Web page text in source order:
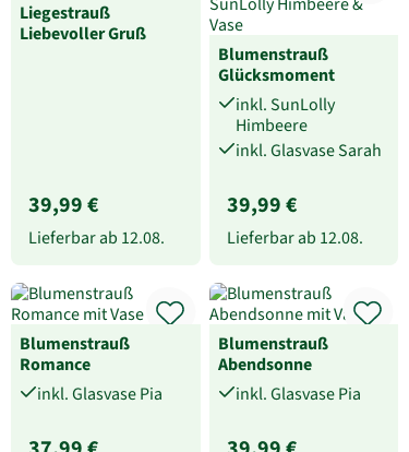
Liegestrauß
Liebevoller Gruß
39,99 €
Lieferbar ab 12.08.
Blumenstrauß
Glücksmoment
inkl. SunLolly
Himbeere
inkl. Glasvase Sarah
39,99 €
Lieferbar ab 12.08.
Blumenstrauß
Romance
inkl. Glasvase Pia
Blumenstrauß
Abendsonne
inkl. Glasvase Pia